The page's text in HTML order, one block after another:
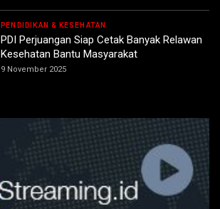
PENDIDIKAN & KESEHATAN
PDI Perjuangan Siap Cetak Banyak Relawan
Kesehatan Bantu Masyarakat
9 November 2025